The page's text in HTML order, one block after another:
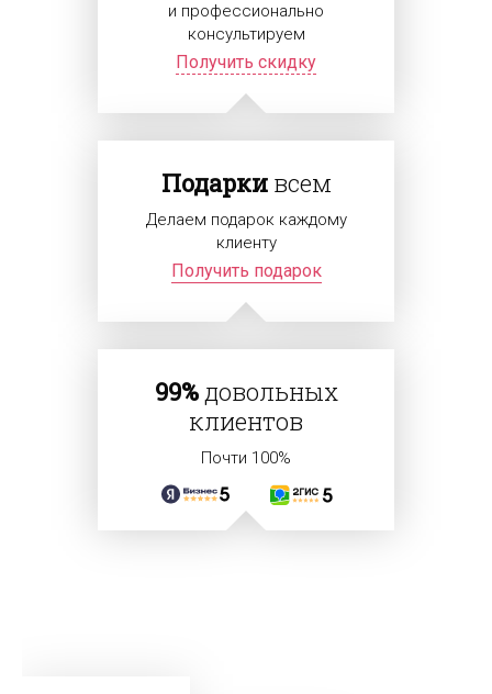
и профессионально
консультируем
Получить скидку
Подаркивсем
Делаем подарок каждому
клиенту
Получить подарок
99%довольных
клиентов
Почти 100%